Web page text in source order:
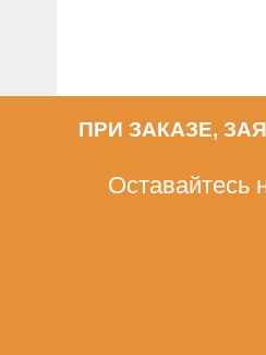
ПРИ ЗАКАЗЕ,
Оставайтесь